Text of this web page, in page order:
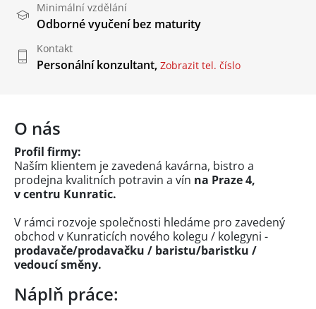
Minimální vzdělání
Odborné vyučení bez maturity
Kontakt
Personální konzultant, Zobrazit tel. číslo
O nás
Profil firmy:
Naším klientem je zavedená kavárna, bistro a
prodejna kvalitních potravin a vín na Praze 4,
v centru Kunratic.
V rámci rozvoje společnosti hledáme pro zavedený
obchod v Kunraticích nového kolegu / kolegyni -
prodavače/prodavačku / baristu/baristku /
vedoucí směny.
Náplň práce: